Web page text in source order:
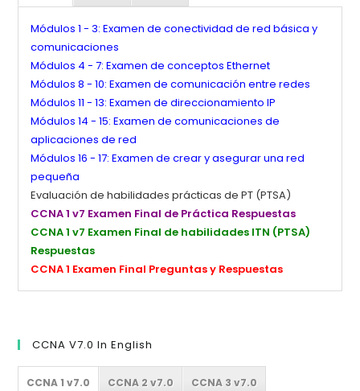
Módulos 1 - 3: Examen de conectividad de red básica y
comunicaciones
Módulos 4 - 7: Examen de conceptos Ethernet
Módulos 8 - 10: Examen de comunicación entre redes
Módulos 11 - 13: Examen de direccionamiento IP
Módulos 14 - 15: Examen de comunicaciones de
aplicaciones de red
Módulos 16 - 17: Examen de crear y asegurar una red
pequeña
Evaluación de habilidades prácticas de PT (PTSA)
CCNA 1 v7 Examen Final de Práctica Respuestas
CCNA 1 v7 Examen Final de habilidades ITN (PTSA)
Respuestas
CCNA 1 Examen Final Preguntas y Respuestas
CCNA V7.0 In English
CCNA 1 v7.0 CCNA 2 v7.0 CCNA 3 v7.0